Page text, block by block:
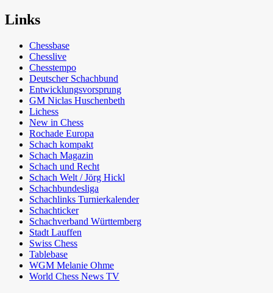
Links
Chessbase
Chesslive
Chesstempo
Deutscher Schachbund
Entwicklungsvorsprung
GM Niclas Huschenbeth
Lichess
New in Chess
Rochade Europa
Schach kompakt
Schach Magazin
Schach und Recht
Schach Welt / Jörg Hickl
Schachbundesliga
Schachlinks Turnierkalender
Schachticker
Schachverband Württemberg
Stadt Lauffen
Swiss Chess
Tablebase
WGM Melanie Ohme
World Chess News TV